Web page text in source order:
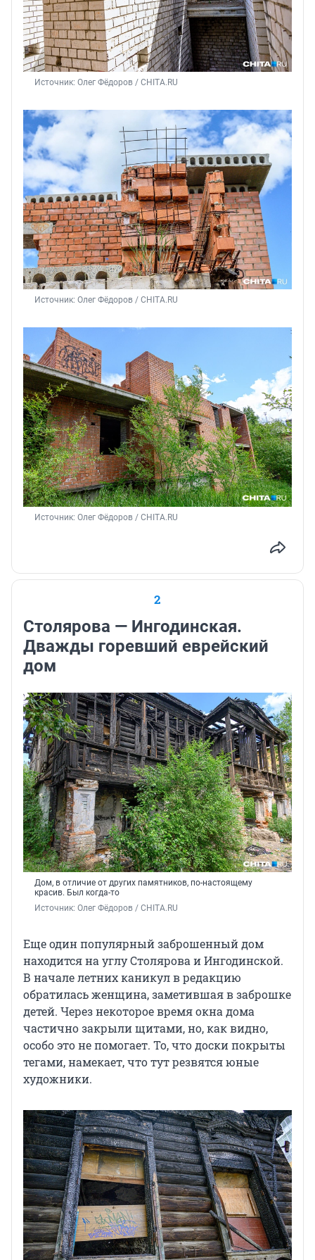
Источник: Олег Фёдоров / CHITA.RU
Источник: Олег Фёдоров / CHITA.RU
Источник: Олег Фёдоров / CHITA.RU
2
Столярова — Ингодинская.
Дважды горевший еврейский
дом
Дом, в отличие от других памятников, по-настоящему
красив. Был когда-то
Источник: Олег Фёдоров / CHITA.RU
Еще один популярный заброшенный дом
находится на углу Столярова и Ингодинской.
В начале летних каникул в редакцию
обратилась женщина, заметившая в заброшке
детей. Через некоторое время окна дома
частично закрыли щитами, но, как видно,
особо это не помогает. То, что доски покрыты
тегами, намекает, что тут резвятся юные
художники.